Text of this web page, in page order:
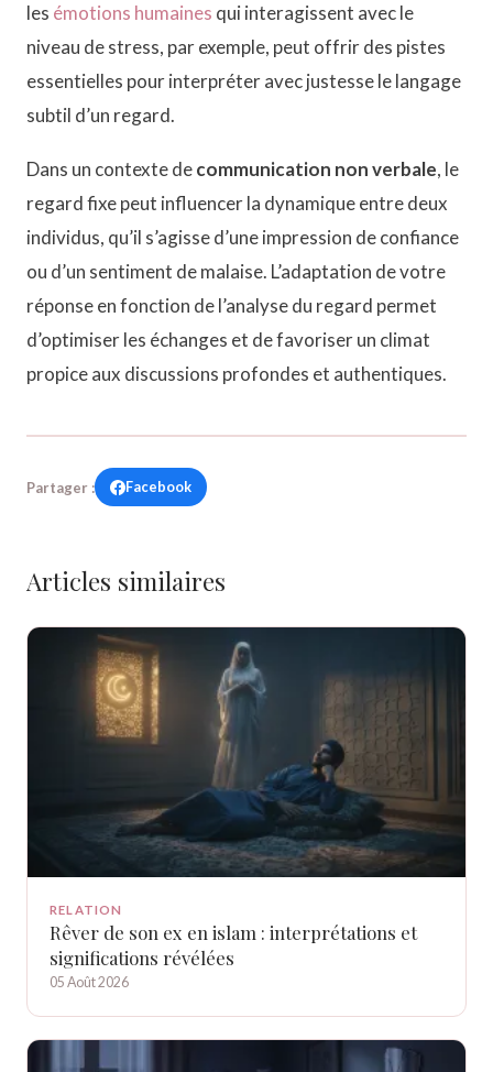
les émotions humaines qui interagissent avec le
niveau de stress, par exemple, peut offrir des pistes
essentielles pour interpréter avec justesse le langage
subtil d’un regard.
Dans un contexte decommunication non verbale, le
regard fixe peut influencer la dynamique entre deux
individus, qu’il s’agisse d’une impression de confiance
ou d’un sentiment de malaise. L’adaptation de votre
réponse en fonction de l’analyse du regard permet
d’optimiser les échanges et de favoriser un climat
propice aux discussions profondes et authentiques.
Partager : Facebook
Articles similaires
RELATION
Rêver de son ex en islam : interprétations et
significations révélées
05 Août 2026